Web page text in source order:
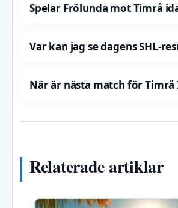
Spelar Frölunda mot Timrå
Var kan jag se dagens SHL-
När är nästa match för Timrå
Relaterade artiklar